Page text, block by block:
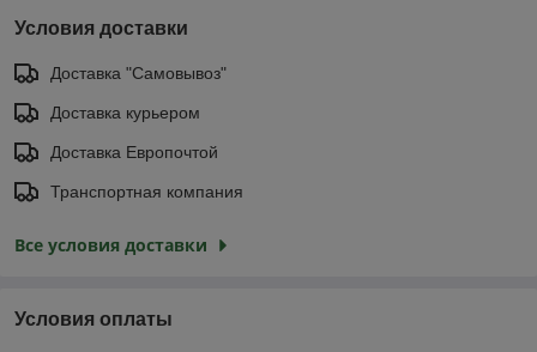
Условия доставки
Доставка "Самовывоз"
Доставка курьером
Доставка Европочтой
Транспортная компания
Все условия доставки
Условия оплаты